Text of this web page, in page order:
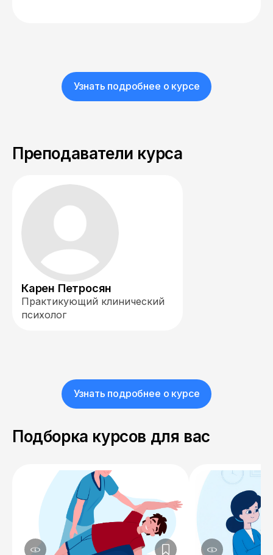
Узнать подробнее о курсе
Преподаватели курса
Карен Петросян
Практикующий клинический
психолог
Узнать подробнее о курсе
Подборка курсов для вас